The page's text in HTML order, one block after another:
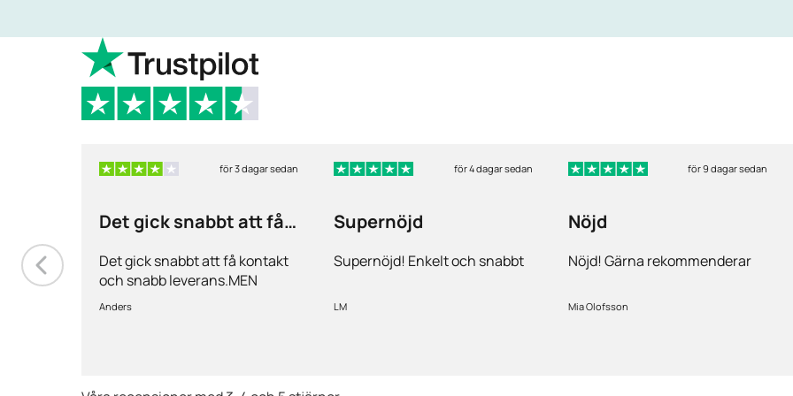
för 3 dagar sedan
Det gick snabbt att få
Det gick snabbt att få kontakt
och snabb leverans.MEN
priserna är alldeles för höga på
Anders
för 4 dagar sedan
Supernöjd
Supernöjd! Enkelt och snabbt
LM
för 9 dagar sedan
Nöjd
Nöjd! Gärna rekommenderar
Mia Olofsson